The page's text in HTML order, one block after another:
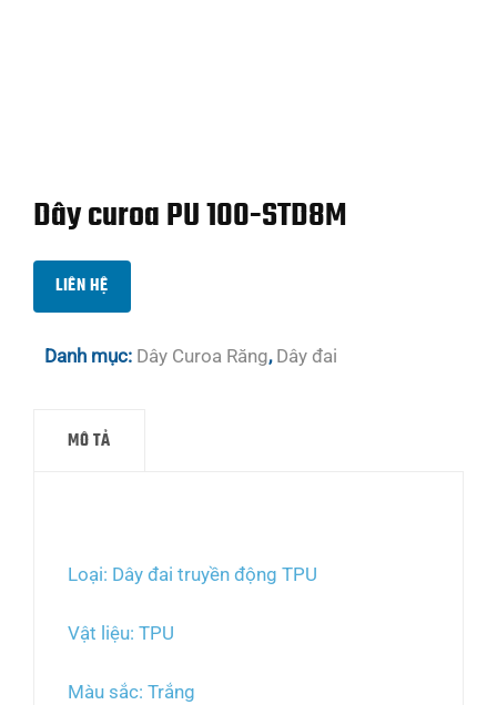
Dây curoa PU 100-STD8M
LIÊN HỆ
Danh mục: Dây Curoa Răng, Dây đai
MÔ TẢ
Loại: Dây đai truyền động TPU
Vật liệu: TPU
Màu sắc: Trắng